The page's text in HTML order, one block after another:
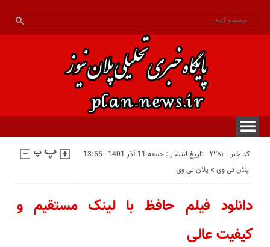
کد خبر : 2281
تاریخ انتشار : جمعه 11 آذر 1401 - 13:55
پلان تی وی « پلان تی وی
دانلود فیلم حافظ با لینک مستقیم و
کیفیت عالی